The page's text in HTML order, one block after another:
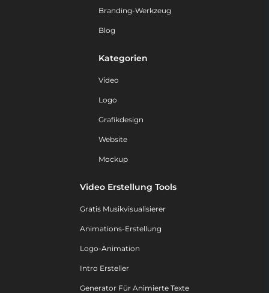
Branding-Werkzeug
Blog
Kategorien
Video
Logo
Grafikdesign
Website
Mockup
Video Erstellung Tools
Gratis Musikvisualisierer
Animations-Erstellung
Logo-Animation
Intro Ersteller
Generator Für Animierte Texte